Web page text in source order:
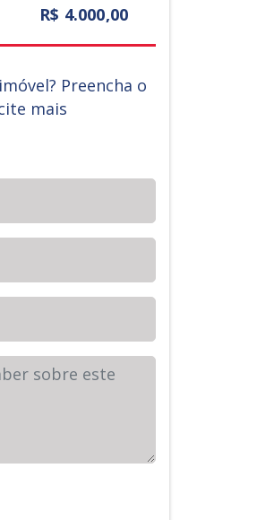
R$ 4.000,00
Preencha o
mais